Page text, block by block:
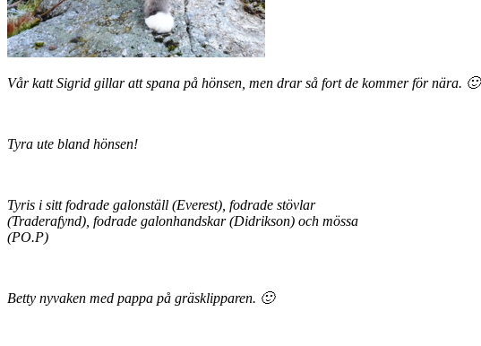
Vår katt Sigrid gillar att spana på hönsen, men drar så fort de kommer för nära. 🙂
Tyra ute bland hönsen!
Tyris i sitt fodrade galonställ (Everest), fodrade stövlar
(Traderafynd), fodrade galonhandskar (Didrikson) och mössa
(PO.P)
Betty nyvaken med pappa på gräsklipparen. 🙂